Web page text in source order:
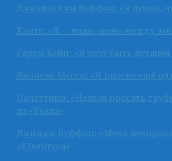
Джанлуиджи Буффон: «Я лучше,
Канте: «Я — лишь звено между
Гарри Кейн: «Я хочу быть
Лионель Месси: «Я просто ещё
Почеттино: «Нельзя бросать
из «Реала»
Джиджи Буффон: «Меня
«Ювентуса»